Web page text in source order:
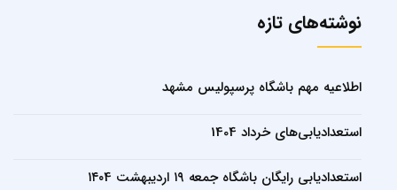
نوشته‌های تازه
اطلاعیه مهم باشگاه پرسپولیس مشهد
استعدادیابی‌های خرداد 1404
استعدادیابی رایگان باشگاه جمعه ۱۹ اردیبهشت ۱۴۰4